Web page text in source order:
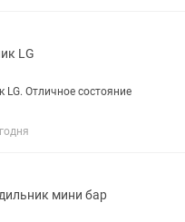
LG
LG. Отличное состояние
мини бар